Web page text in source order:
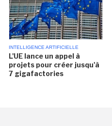
INTELLIGENCE ARTIFICIELLE
L'UE lance un appel à
projets pour créer jusqu'à
7 gigafactories